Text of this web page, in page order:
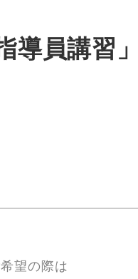
導員講習
望の際は